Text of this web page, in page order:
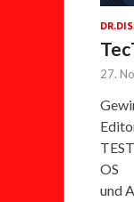
27.
OS
und